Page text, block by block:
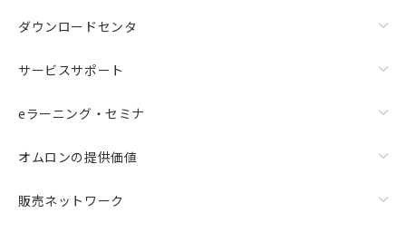
ダウンロードセンタ
サービスサポート
eラーニング・セミナ
オムロンの提供価値
販売ネットワーク